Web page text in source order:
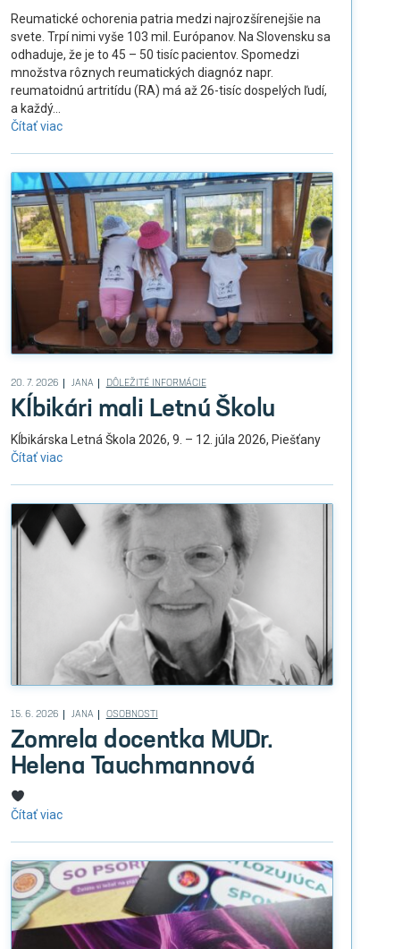
Reumatické ochorenia patria medzi najrozšírenejšie na
svete. Trpí nimi vyše 103 mil. Európanov. Na Slovensku sa
odhaduje, že je to 45 – 50 tisíc pacientov. Spomedzi
množstva rôznych reumatických diagnóz napr.
reumatoidnú artritídu (RA) má až 26-tisíc dospelých ľudí,
a každý...
Čítať viac
20. 7. 2026 JANA DÔLEŽITÉ INFORMÁCIE
Kĺbikári mali Letnú Školu
Kĺbikárska Letná Škola 2026, 9. – 12. júla 2026, Piešťany
Čítať viac
15. 6. 2026 JANA OSOBNOSTI
Zomrela docentka MUDr.
Helena Tauchmannová
Čítať viac